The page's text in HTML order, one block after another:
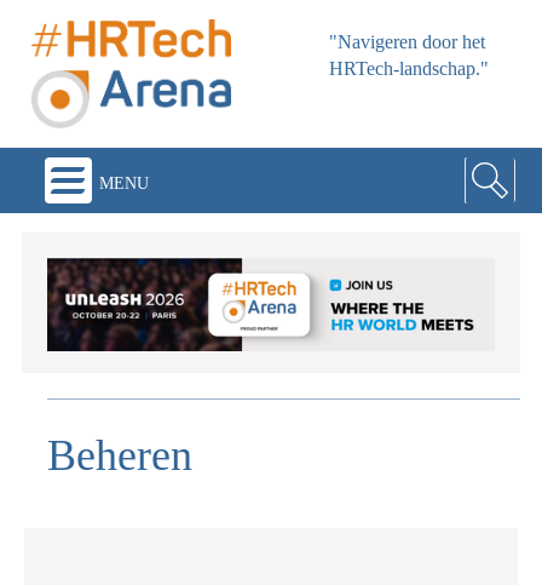
"Navigeren door het
HRTech-landschap."
menu
Beheren